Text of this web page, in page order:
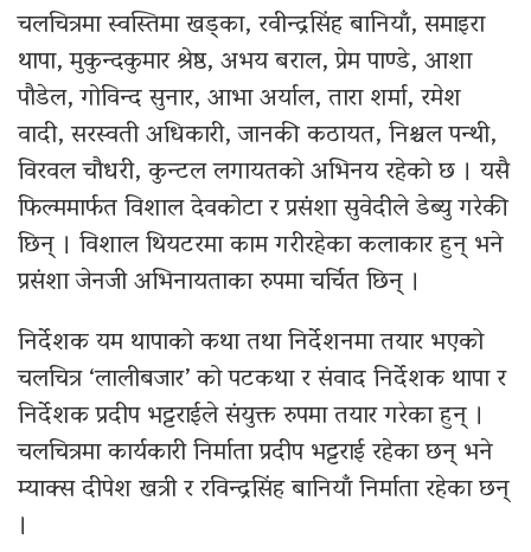
चलचित्रमा स्वस्तिमा खड्का, रवीन्द्रसिंह बानियाँ, समाइरा
थापा, मुकुन्दकुमार श्रेष्ठ, अभय बराल, प्रेम पाण्डे, आशा
पौडेल, गोविन्द सुनार, आभा अर्याल, तारा शर्मा, रमेश
वादी, सरस्वती अधिकारी, जानकी कठायत, निश्चल पन्थी,
विरवल चौधरी, कुन्टल लगायतको अभिनय रहेको छ । यसै
फिल्ममार्फत विशाल देवकोटा र प्रसंशा सुवेदीले डेब्यु गरेकी
छिन् । विशाल थियटरमा काम गरीरहेका कलाकार हुन् भने
प्रसंशा जेनजी अभिनायताका रुपमा चर्चित छिन् ।
निर्देशक यम थापाको कथा तथा निर्देशनमा तयार भएको
चलचित्र ‘लालीबजार’ को पटकथा र संवाद निर्देशक थापा र
निर्देशक प्रदीप भट्टराईले संयुक्त रुपमा तयार गरेका हुन् ।
चलचित्रमा कार्यकारी निर्माता प्रदीप भट्टराई रहेका छन् भने
म्याक्स दीपेश खत्री र रविन्द्रसिंह बानियाँ निर्माता रहेका छन्
।